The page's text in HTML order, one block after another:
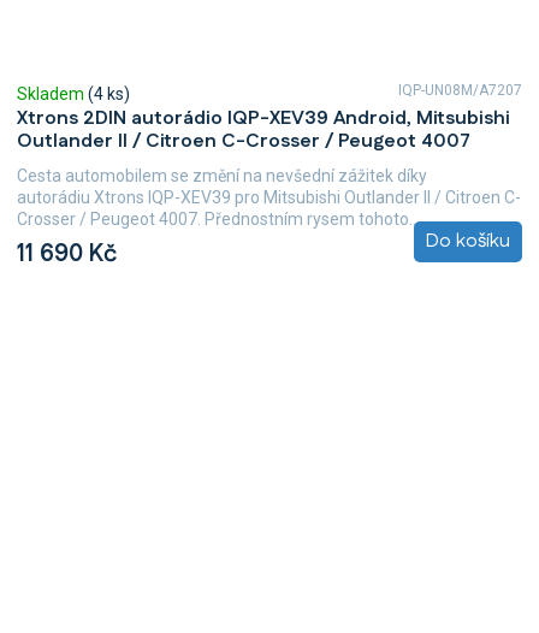
Xtrons 2DIN autorádio IQP-XEV39 Android, Mitsubishi
Outlander II / Citroen C-Crosser / Peugeot 4007
Skladem (4 ks)
11 690 Kč Do košíku
Cesta automobilem se změní na nevšední zážitek díky
autorádiu Xtrons IQP-XEV39 pro Mitsubishi Outlander II / Citroen C-
Crosser / Peugeot 4007. Přednostním rysem tohoto...
IQP-UN08M/A7207